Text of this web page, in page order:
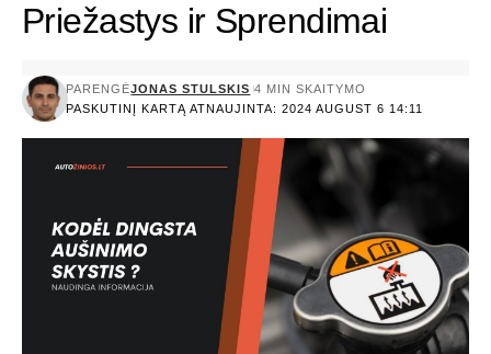
Priežastys ir Sprendimai
PASKUTINĮ KARTĄ ATNAUJINTA: 2024 AUGUST 6 14:11
PARENGĖJONAS STULSKIS 4 MIN SKAITYMO